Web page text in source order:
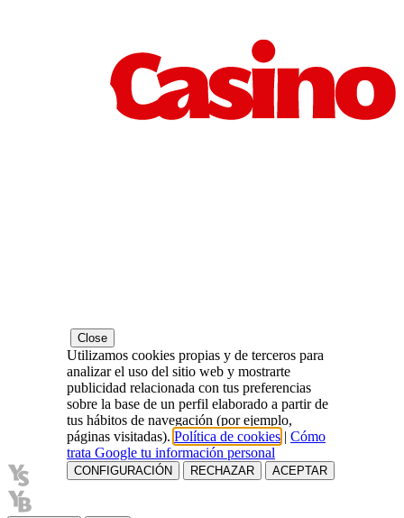
Close
Utilizamos cookies propias y de terceros para
analizar el uso del sitio web y mostrarte
publicidad relacionada con tus preferencias
sobre la base de un perfil elaborado a partir de
tus hábitos de navegación (por ejemplo,
páginas visitadas). Política de cookies | Cómo
trata Google tu información personal
CONFIGURACIÓN RECHAZAR ACEPTAR